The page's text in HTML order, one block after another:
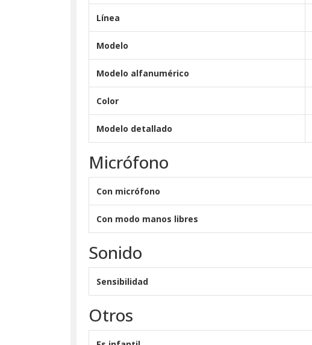
Línea
Modelo
Modelo alfanumérico
Color
Modelo detallado
Micrófono
Con micrófono
Con modo manos libres
Sonido
Sensibilidad
Otros